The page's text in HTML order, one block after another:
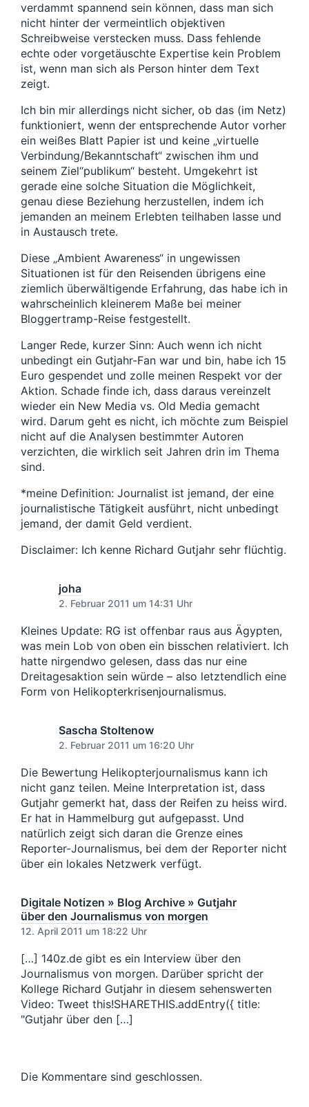
verdammt spannend sein können, dass man sich
nicht hinter der vermeintlich objektiven
Schreibweise verstecken muss. Dass fehlende
echte oder vorgetäuschte Expertise kein Problem
ist, wenn man sich als Person hinter dem Text
zeigt.
Ich bin mir allerdings nicht sicher, ob das (im Netz)
funktioniert, wenn der entsprechende Autor vorher
ein weißes Blatt Papier ist und keine „virtuelle
Verbindung/Bekanntschaft“ zwischen ihm und
seinem Ziel“publikum“ besteht. Umgekehrt ist
gerade eine solche Situation die Möglichkeit,
genau diese Beziehung herzustellen, indem ich
jemanden an meinem Erlebten teilhaben lasse und
in Austausch trete.
Diese „Ambient Awareness“ in ungewissen
Situationen ist für den Reisenden übrigens eine
ziemlich überwältigende Erfahrung, das habe ich in
wahrscheinlich kleinerem Maße bei meiner
Bloggertramp-Reise festgestellt.
Langer Rede, kurzer Sinn: Auch wenn ich nicht
unbedingt ein Gutjahr-Fan war und bin, habe ich 15
Euro gespendet und zolle meinen Respekt vor der
Aktion. Schade finde ich, dass daraus vereinzelt
wieder ein New Media vs. Old Media gemacht
wird. Darum geht es nicht, ich möchte zum Beispiel
nicht auf die Analysen bestimmter Autoren
verzichten, die wirklich seit Jahren drin im Thema
sind.
*meine Definition: Journalist ist jemand, der eine
journalistische Tätigkeit ausführt, nicht unbedingt
jemand, der damit Geld verdient.
Disclaimer: Ich kenne Richard Gutjahr sehr flüchtig.
joha
2. Februar 2011 um 14:31 Uhr
Kleines Update: RG ist offenbar raus aus Ägypten,
was mein Lob von oben ein bisschen relativiert. Ich
hatte nirgendwo gelesen, dass das nur eine
Dreitagesaktion sein würde – also letztendlich eine
Form von Helikopterkrisenjournalismus.
Sascha Stoltenow
2. Februar 2011 um 16:20 Uhr
Die Bewertung Helikopterjournalismus kann ich
nicht ganz teilen. Meine Interpretation ist, dass
Gutjahr gemerkt hat, dass der Reifen zu heiss wird.
Er hat in Hammelburg gut aufgepasst. Und
natürlich zeigt sich daran die Grenze eines
Reporter-Journalismus, bei dem der Reporter nicht
über ein lokales Netzwerk verfügt.
Digitale Notizen » Blog Archive » Gutjahr
über den Journalismus von morgen
12. April 2011 um 18:22 Uhr
[…] 140z.de gibt es ein Interview über den
Journalismus von morgen. Darüber spricht der
Kollege Richard Gutjahr in diesem sehenswerten
Video: Tweet this!SHARETHIS.addEntry({ title:
"Gutjahr über den […]
Die Kommentare sind geschlossen.